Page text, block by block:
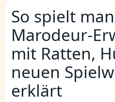
So spielt
Marodeur-
mit Ratten,
neuen
erklärt